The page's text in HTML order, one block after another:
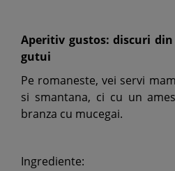
Aperitiv gustos: discuri
gutui
Pe romaneste, vei servi
si smantana, ci cu un
branza cu mucegai.
Ingrediente: